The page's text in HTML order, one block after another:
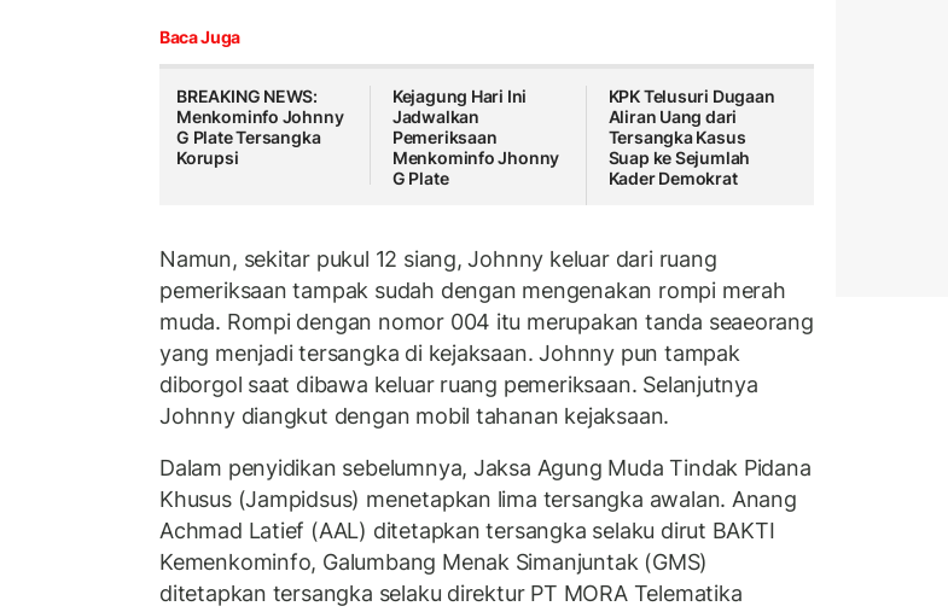
Baca Juga
BREAKING NEWS:
Menkominfo Johnny
G Plate Tersangka
Korupsi
Kejagung Hari Ini
Jadwalkan
Pemeriksaan
Menkominfo Jhonny
G Plate
KPK Telusuri Dugaan
Aliran Uang dari
Tersangka Kasus
Suap ke Sejumlah
Kader Demokrat
Namun, sekitar pukul 12 siang, Johnny keluar dari ruang
pemeriksaan tampak sudah dengan mengenakan rompi merah
muda. Rompi dengan nomor 004 itu merupakan tanda seaeorang
yang menjadi tersangka di kejaksaan. Johnny pun tampak
diborgol saat dibawa keluar ruang pemeriksaan. Selanjutnya
Johnny diangkut dengan mobil tahanan kejaksaan.
Dalam penyidikan sebelumnya, Jaksa Agung Muda Tindak Pidana
Khusus (Jampidsus) menetapkan lima tersangka awalan. Anang
Achmad Latief (AAL) ditetapkan tersangka selaku dirut BAKTI
Kemenkominfo, Galumbang Menak Simanjuntak (GMS)
ditetapkan tersangka selaku direktur PT MORA Telematika